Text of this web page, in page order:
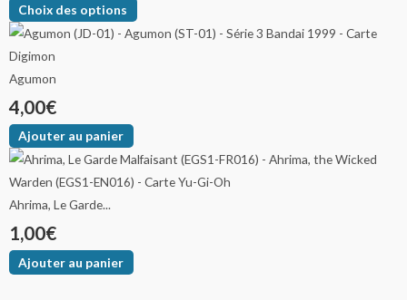
Choix des options
Agumon
4,00€
Ajouter au panier
Ahrima, Le Garde...
1,00€
Ajouter au panier